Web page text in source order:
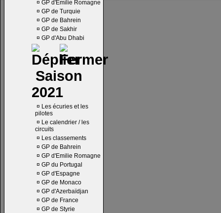
¤ GP d'Emilie Romagne
¤ GP de Turquie
¤ GP de Bahrein
¤ GP de Sakhir
¤ GP d'Abu Dhabi
Saison
2021
¤ Les écuries et les
pilotes
¤ Le calendrier / les
circuits
¤ Les classements
¤ GP de Bahrein
¤ GP d'Emilie Romagne
¤ GP du Portugal
¤ GP d'Espagne
¤ GP de Monaco
¤ GP d'Azerbaïdjan
¤ GP de France
¤ GP de Styrie